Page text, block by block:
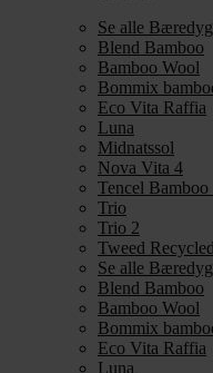
Se alle
Blend Bamboo
Bamboo Wool
Bommix
Eco Vita Raffia
Luna
Midnatssol
Nova Vita 4
Tencel Bamboo
Trio
Trio 2
Tweed Recycled
Se alle
Blend Bamboo
Bamboo Wool
Bommix
Eco Vita Raffia
Luna